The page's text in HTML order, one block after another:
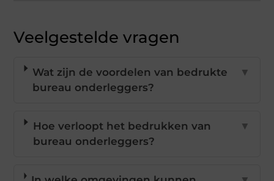
Veelgestelde vragen
Wat zijn de voordelen van bedrukte
bureau onderleggers?
▼
Hoe verloopt het bedrukken van
bureau onderleggers?
▼